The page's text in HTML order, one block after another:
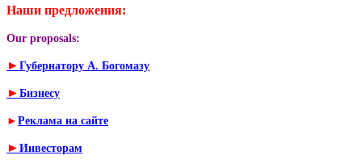
Наши предложения:
Our proposals:
► Губернатору А. Богомазу
► Бизнесу
► Реклама на сайте
► Инвесторам